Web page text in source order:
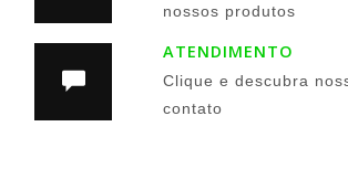
nossos produtos
ATENDIMENTO
Clique e descubra
contato